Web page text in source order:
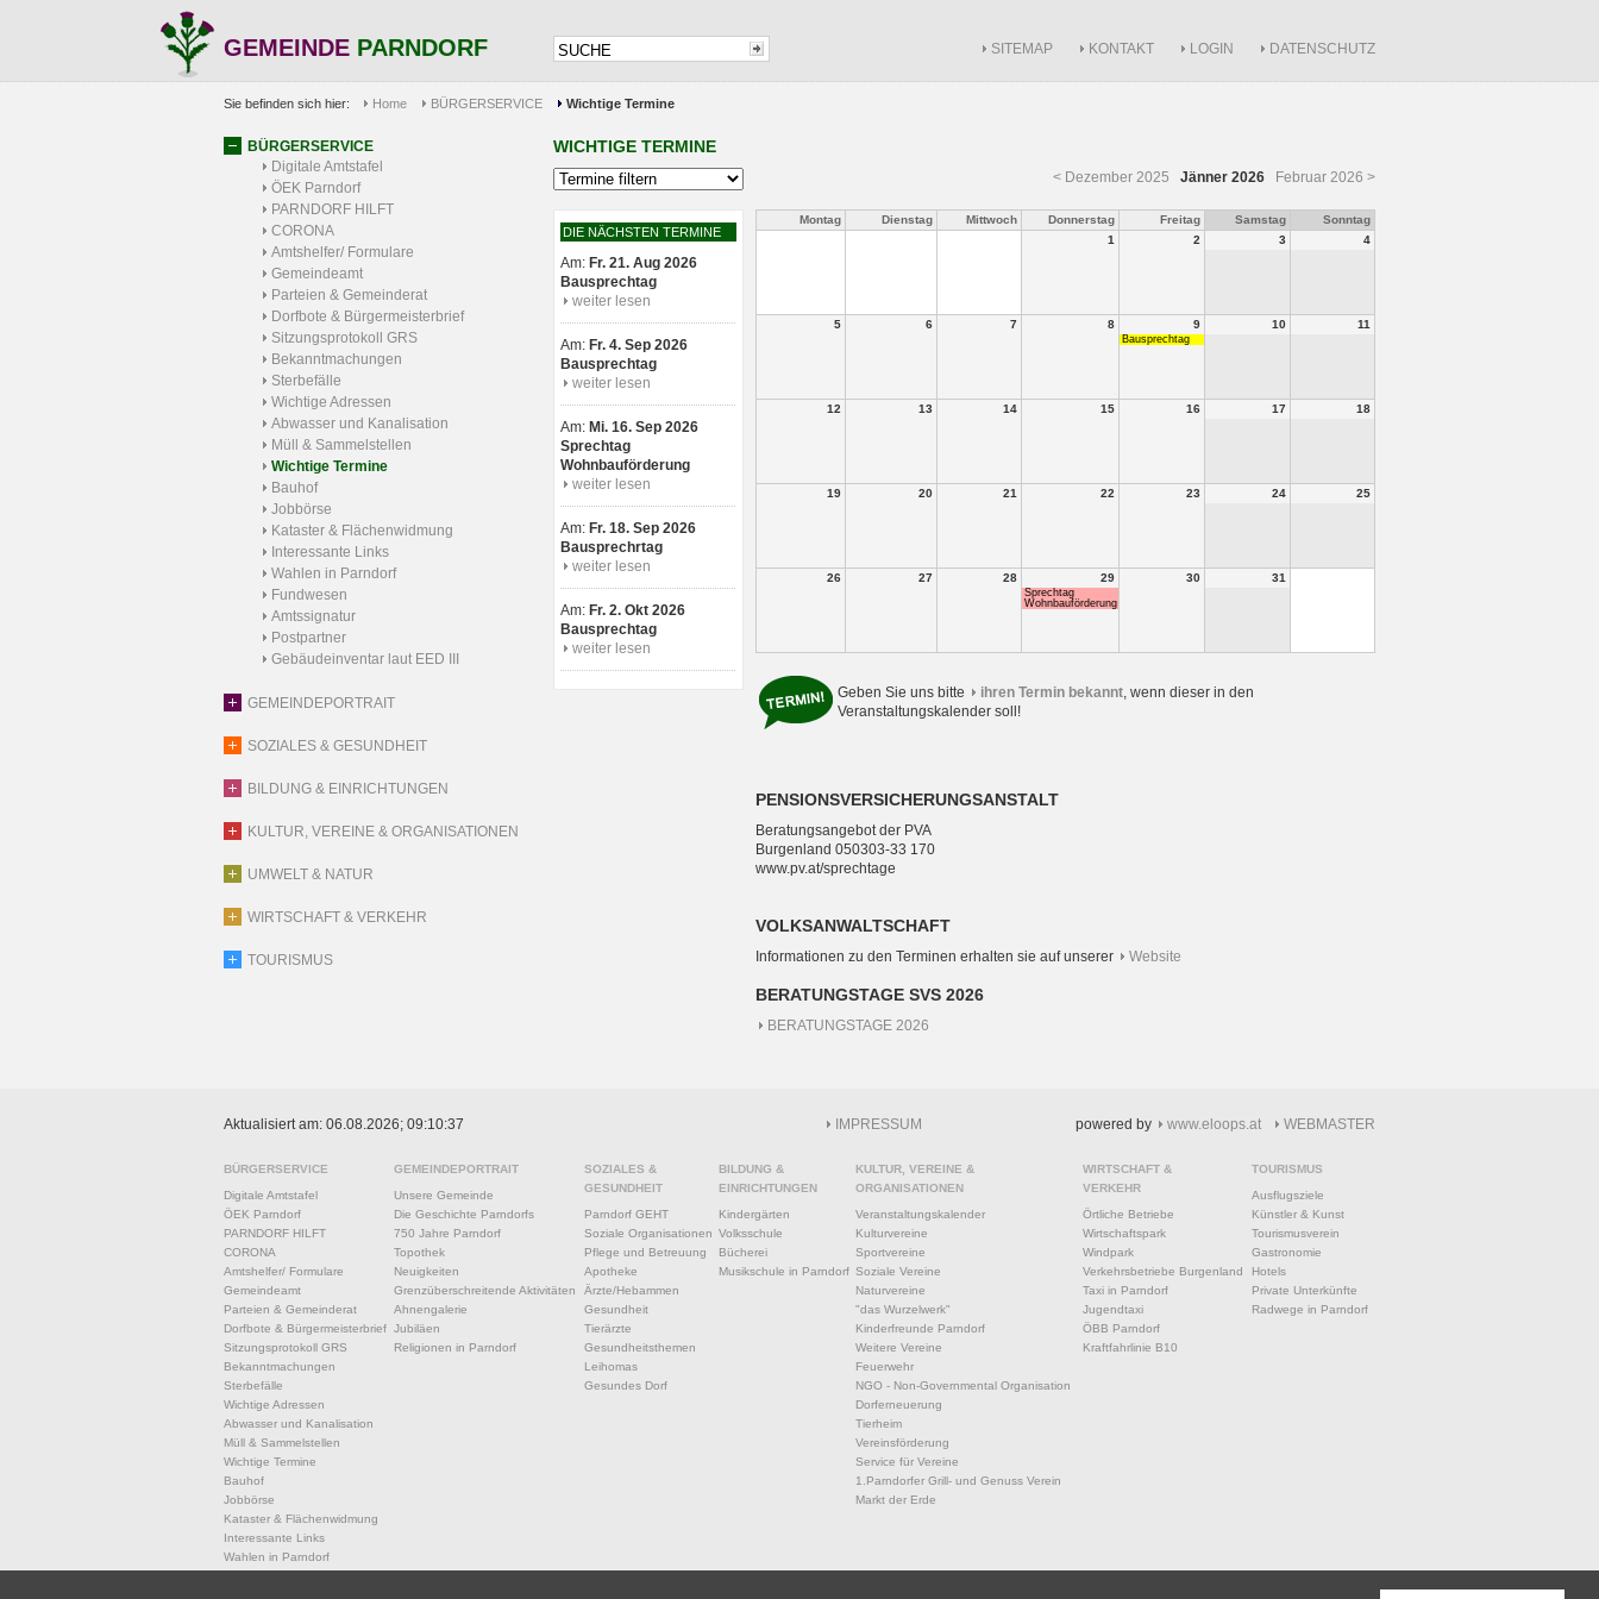
GEMEINDE PARNDORF SITEMAP KONTAKT LOGIN DATENSCHUTZ
Sie befinden sich hier: Home BÜRGERSERVICE Wichtige Termine
BÜRGERSERVICE
Digitale Amtstafel
ÖEK Parndorf
PARNDORF HILFT
CORONA
Amtshelfer/ Formulare
Gemeindeamt
Parteien & Gemeinderat
Dorfbote & Bürgermeisterbrief
Sitzungsprotokoll GRS
Bekanntmachungen
Sterbefälle
Wichtige Adressen
Abwasser und Kanalisation
Müll & Sammelstellen
Wichtige Termine
Bauhof
Jobbörse
Kataster & Flächenwidmung
Interessante Links
Wahlen in Parndorf
Fundwesen
Amtssignatur
Postpartner
Gebäudeinventar laut EED III
GEMEINDEPORTRAIT
SOZIALES & GESUNDHEIT
BILDUNG & EINRICHTUNGEN
KULTUR, VEREINE & ORGANISATIONEN
UMWELT & NATUR
WIRTSCHAFT & VERKEHR
TOURISMUS
WICHTIGE TERMINE
< Dezember 2025 Jänner 2026 Februar 2026 >
DIE NÄCHSTEN TERMINE
Am: Fr. 21. Aug 2026
Bausprechtag
weiter lesen
Am: Fr. 4. Sep 2026
Bausprechtag
weiter lesen
Am: Mi. 16. Sep 2026
Sprechtag
Wohnbauförderung
weiter lesen
Am: Fr. 18. Sep 2026
Bausprechrtag
weiter lesen
Am: Fr. 2. Okt 2026
Bausprechtag
weiter lesen
Montag Dienstag Mittwoch Donnerstag Freitag Samstag
Sonntag
1
2 3 4
5 6 7 8 9
Bausprechtag
10 11
12 13 14 15 16 17 18
19 20 21 22 23 24 25
26 27 28 29
Sprechtag
Wohnbauförderung
30 31
Geben Sie uns bitte ihren Termin bekannt, wenn dieser in den
Veranstaltungskalender soll!
PENSIONSVERSICHERUNGSANSTALT
Beratungsangebot der PVA
Burgenland 050303-33 170
www.pv.at/sprechtage
VOLKSANWALTSCHAFT
Informationen zu den Terminen erhalten sie auf unserer Website
BERATUNGSTAGE SVS 2026
BERATUNGSTAGE 2026
Aktualisiert am: 06.08.2026; 09:10:37 IMPRESSUM powered by www.eloops.at WEBMASTER
BÜRGERSERVICE
Digitale Amtstafel
ÖEK Parndorf
PARNDORF HILFT
CORONA
Amtshelfer/ Formulare
Gemeindeamt
Parteien & Gemeinderat
Dorfbote & Bürgermeisterbrief
Sitzungsprotokoll GRS
Bekanntmachungen
Sterbefälle
Wichtige Adressen
Abwasser und Kanalisation
Müll & Sammelstellen
Wichtige Termine
Bauhof
Jobbörse
Kataster & Flächenwidmung
Interessante Links
Wahlen in Parndorf
GEMEINDEPORTRAIT
Unsere Gemeinde
Die Geschichte Parndorfs
750 Jahre Parndorf
Topothek
Neuigkeiten
Grenzüberschreitende Aktivitäten
Ahnengalerie
Jubiläen
Religionen in Parndorf
SOZIALES &
GESUNDHEIT
Parndorf GEHT
Soziale Organisationen
Pflege und Betreuung
Apotheke
Ärzte/Hebammen
Gesundheit
Tierärzte
Gesundheitsthemen
Leihomas
Gesundes Dorf
BILDUNG &
EINRICHTUNGEN
Kindergärten
Volksschule
Bücherei
Musikschule in Parndorf
KULTUR, VEREINE &
ORGANISATIONEN
Veranstaltungskalender
Kulturvereine
Sportvereine
Soziale Vereine
Naturvereine
"das Wurzelwerk"
Kinderfreunde Parndorf
Weitere Vereine
Feuerwehr
NGO - Non-Governmental Organisation
Dorferneuerung
Tierheim
Vereinsförderung
Service für Vereine
1.Parndorfer Grill- und Genuss Verein
Markt der Erde
WIRTSCHAFT &
VERKEHR
Örtliche Betriebe
Wirtschaftspark
Windpark
Verkehrsbetriebe Burgenland
Taxi in Parndorf
Jugendtaxi
ÖBB Parndorf
Kraftfahrlinie B10
TOURISMUS
Ausflugsziele
Künstler & Kunst
Tourismusverein
Gastronomie
Hotels
Private Unterkünfte
Radwege in Parndorf